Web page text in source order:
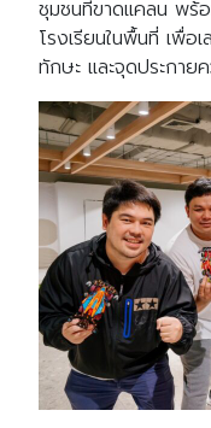
ชุมชนที่ขาดแคลน พร้
โรงเรียนในพื้นที่ เพื่อ
ทักษะ และจุดประกาย